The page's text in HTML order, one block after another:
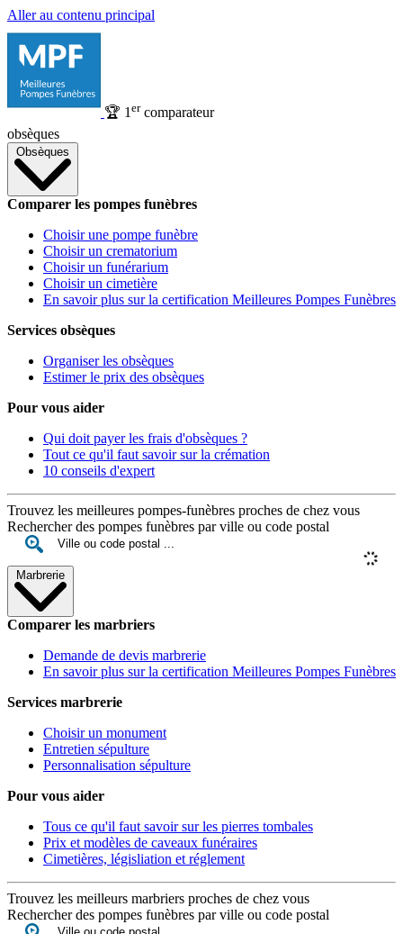
Aller au contenu principal
🏆 1 ercomparateur
obsèques
Obsèques
Comparer les pompes funèbres
Choisir une pompe funèbre
Choisir un crematorium
Choisir un funérarium
Choisir un cimetière
En savoir plus sur la certification Meilleures Pompes Funèbres
Services obsèques
Organiser les obsèques
Estimer le prix des obsèques
Pour vous aider
Qui doit payer les frais d'obsèques ?
Tout ce qu'il faut savoir sur la crémation
10 conseils d'expert
Trouvez les meilleures pompes-funèbres proches de chez vous
Rechercher des pompes funèbres par ville ou code postal
Marbrerie
Comparer les marbriers
Demande de devis marbrerie
En savoir plus sur la certification Meilleures Pompes Funèbres
Services marbrerie
Choisir un monument
Entretien sépulture
Personnalisation sépulture
Pour vous aider
Tous ce qu'il faut savoir sur les pierres tombales
Prix et modèles de caveaux funéraires
Cimetières, législiation et réglement
Trouvez les meilleurs marbriers proches de chez vous
Rechercher des pompes funèbres par ville ou code postal